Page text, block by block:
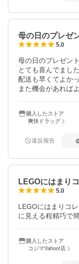
母の日のプレゼ
5.0
母の日のプレゼン
とても喜んでました
配送も早くてよか
また機会があれば
購入したストア
爽快ドラッグ
違反報告
LEGOにはまり
5.0
LEGOにはまりコ
に見える程精巧で
購入したストア
コジマYahoo!店